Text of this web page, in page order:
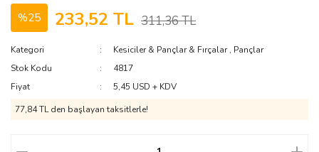
%25 233,52 TL 311,36 TL
Kategori Kesiciler & Pançlar & Fırçalar, Pançlar
Stok Kodu
4817
Fiyat
5,45 USD + KDV
77,84 TL den başlayan taksitlerle!